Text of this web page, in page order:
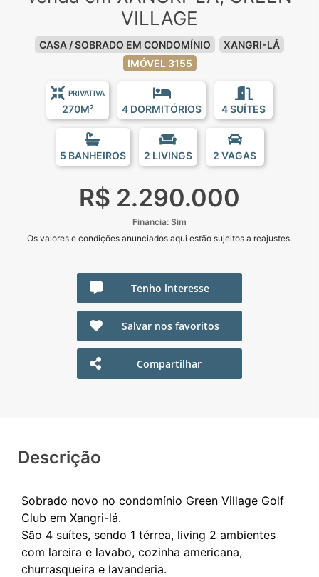
VILLAGE
CASA / SOBRADO EM CONDOMÍNIO
XANGRI-LÁ
IMÓVEL 3155
PRIVATIVA
270M² 4 DORMITÓRIOS 4 SUÍTES
5 BANHEIROS 2 LIVINGS 2 VAGAS
R$ 2.290.000
Financia: Sim
Os valores e condições anunciados aqui estão sujeitos a reajustes.
Tenho interesse
Salvar nos favoritos
Compartilhar
Descrição
Sobrado novo no condomínio Green Village Golf
Club em Xangri-lá.
São 4 suítes, sendo 1 térrea, living 2 ambientes
com lareira e lavabo, cozinha americana,
churrasqueira e lavanderia.